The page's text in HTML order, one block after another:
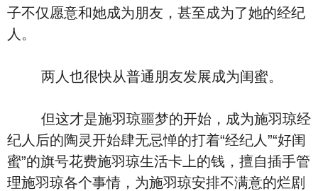
子不仅愿意和她成为朋友，甚至成为了她的经纪
人。
两人也很快从普通朋友发展成为闺蜜。
但这才是施羽琼噩梦的开始，成为施羽琼经
纪人后的陶灵开始肆无忌惮的打着“经纪人”“好闺
蜜”的旗号花费施羽琼生活卡上的钱，擅自插手管
理施羽琼各个事情，为施羽琼安排不满意的烂剧